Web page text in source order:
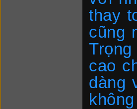
thay
cũng
cao
dàng